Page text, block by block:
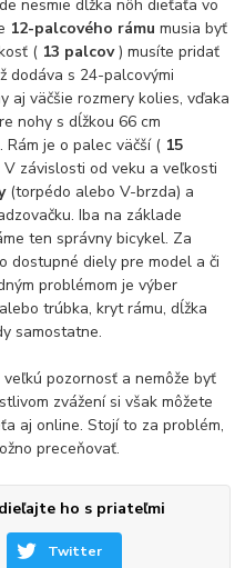
nesmie dĺžka nôh dieťaťa vo
12-palcového rámumusia byť
( 13 palcov) musíte pridať
dodáva s 24-palcovými
aj väčšie rozmery kolies, vďaka
nohy s dĺžkou 66 cm
je o palec väčší ( 15
závislosti od veku a veľkosti
(torpédo alebo V-brzda) a
Iba na základe
ten správny bicykel. Za
dostupné diely pre model a či
problémom je výber
trúbka, kryt rámu, dĺžka
samostatne.
pozornosť a nemôže byť
zvážení si však môžete
aj online. Stojí to za problém,
preceňovať.
ho s priateľmi
Twitter